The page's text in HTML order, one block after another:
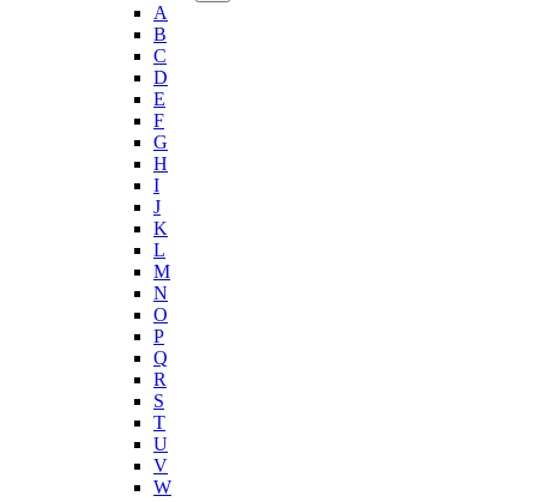
A
B
C
D
E
F
G
H
I
J
K
L
M
N
O
P
Q
R
S
T
U
V
W